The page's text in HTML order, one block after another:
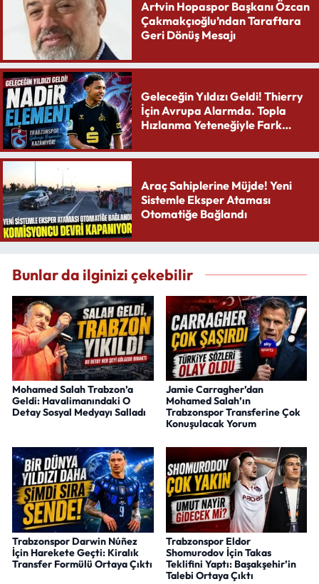
Artvin Hopaspor Başkanı Özcan
Çakmakçıoğlu’ndan Taraftara
Geri Dönüş Mesajı
Geleceğin Yıldızı Geldi! Thierry
İçin Avrupa Alarmda. Topla
Hızlanma Yeteneğiyle Fark
Araç Sahiplerine Müjde! Yeni
Sistemle Eksper Ataması
Otomatiğe Bağlandı
Bunlar da ilginizi çekebilir
Mohamed Salah Trabzon’a
Geldi: Havalimanındaki O
Detay Sosyal Medyayı Salladı
Jamie Carragher’dan
Mohamed Salah’ın
Trabzonspor Transferine Çok
Konuşulacak Yorum
Trabzonspor Darwin Núñez
İçin Harekete Geçti: Kiralık
Transfer Formülü Ortaya Çıktı
Trabzonspor Eldor
Shomurodov İçin Takas
Teklifini Yaptı: Başakşehir’in
Talebi Ortaya Çıktı